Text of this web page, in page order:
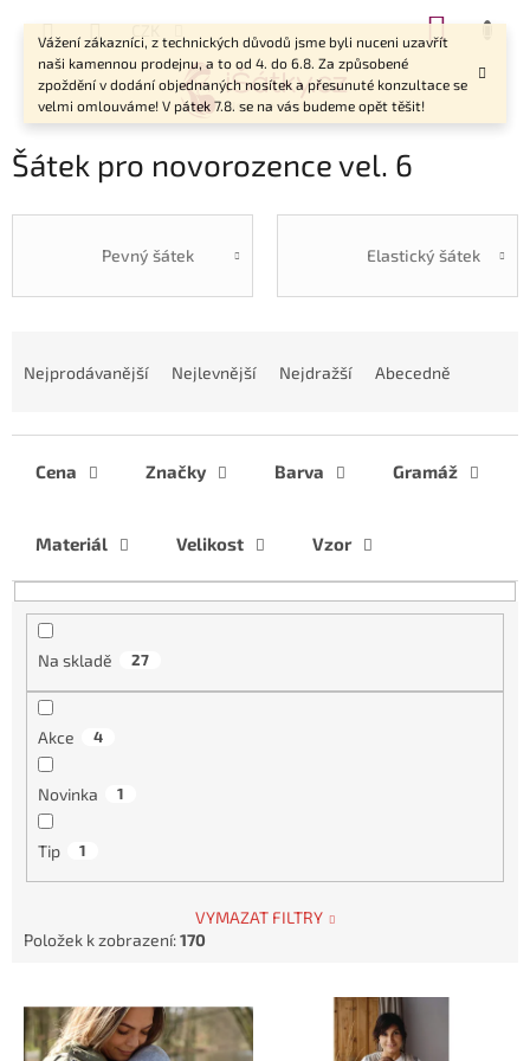
Vážení zákazníci, z technických důvodů jsme byli nuceni uzavřít
naši kamennou prodejnu, a to od 4. do 6.8. Za způsobené
zpoždění v dodání objednaných nosítek a přesunuté konzultace se
velmi omlouváme! V pátek 7.8. se na vás budeme opět těšit!
CZK
Šátek pro novorozence vel. 6
Pevný šátek Elastický šátek
d
u
Nejprodávanější Nejlevnější Nejdražší Abecedně
Cena Značky Barva Gramáž
Materiál Velikost Vzor
Na skladě 27
Akce 4
Novinka 1
Tip 1
VYMAZAT FILTRY
Položek k zobrazení:170
p